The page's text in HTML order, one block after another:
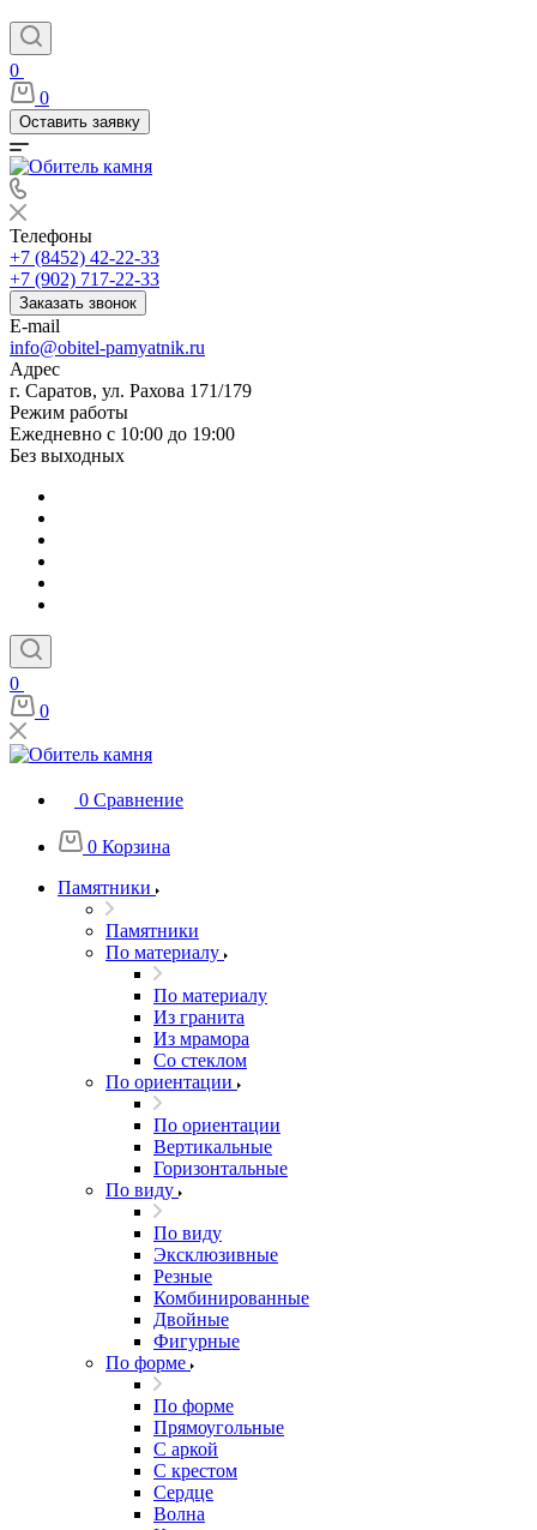
0
0
Оставить заявку
Телефоны
+7 (8452) 42-22-33
+7 (902) 717-22-33
Заказать звонок
E-mail
info@obitel-pamyatnik.ru
Адрес
г. Саратов, ул. Рахова 171/179
Режим работы
Ежедневно с 10:00 до 19:00
Без выходных
0
0
0 Сравнение
0 Корзина
Памятники
Памятники
По материалу
По материалу
Из гранита
Из мрамора
Со стеклом
По ориентации
По ориентации
Вертикальные
Горизонтальные
По виду
По виду
Эксклюзивные
Резные
Комбинированные
Двойные
Фигурные
По форме
По форме
Прямоугольные
С аркой
С крестом
Сердце
Волна